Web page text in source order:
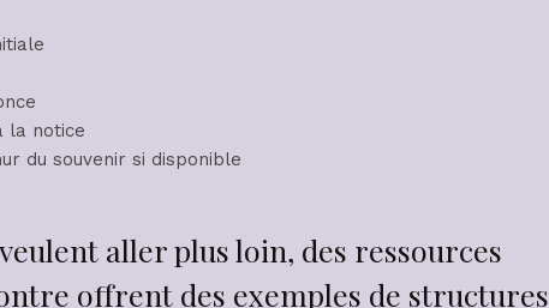
la notice
du souvenir si disponible
aller plus loin, des ressources
offrent des exemples de structures